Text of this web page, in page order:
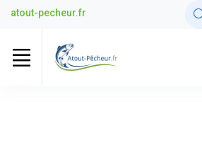
atout-pecheur.fr